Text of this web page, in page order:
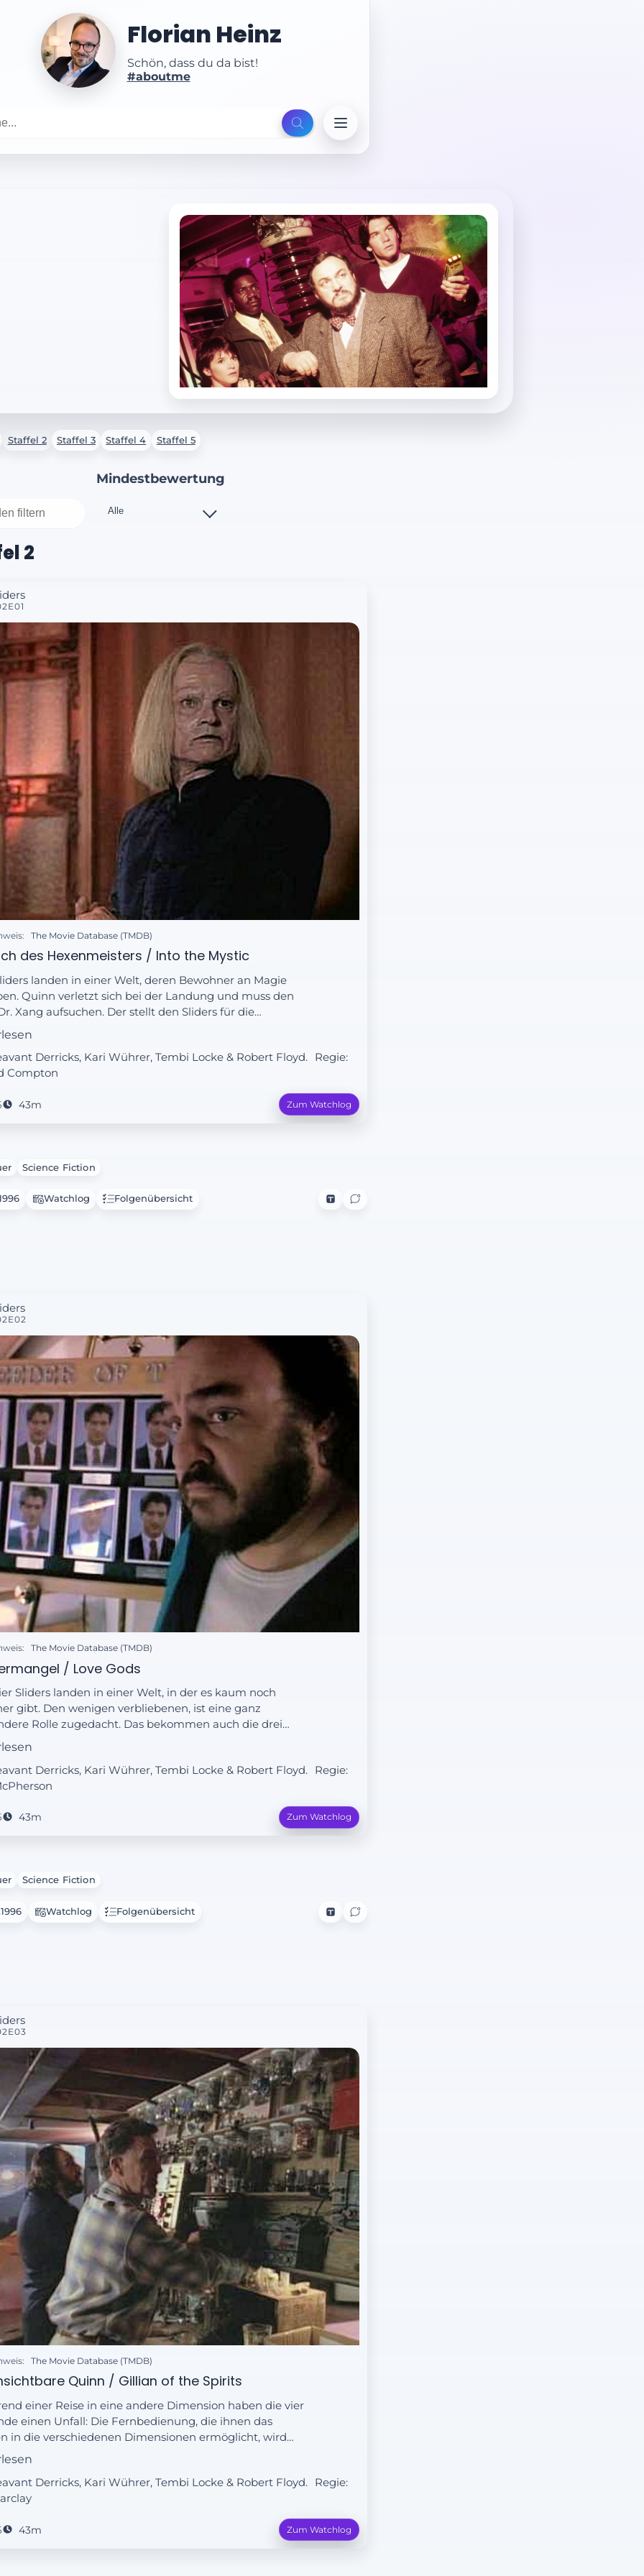
Florian Heinz
Schön, dass du da bist!
#aboutme
Staffel 2 Staffel 3 Staffel 4 Staffel 5
Mindestbewertung
2
The Movie Database (TMDB)
des Hexenmeisters / Into the Mystic
landen in einer Welt, deren Bewohner an Magie
Quinn verletzt sich bei der Landung und muss den
Xang aufsuchen. Der stellt den Sliders für die
eine unbezahlbar hohe Summe in Rechnung. So
hinterher.
Derricks, Kari Wührer, Tembi Locke & Robert Floyd.
Regie:
Compton
43m Zum Watchlog
Science Fiction
Watchlog Folgenübersicht
The Movie Database (TMDB)
/ Love Gods
Sliders landen in einer Welt, in der es kaum noch
gibt. Den wenigen verbliebenen, ist eine ganz
Rolle zugedacht. Das bekommen auch die drei
der Sliders bald am eigenen Leib zu spüren. Sie
zu leisten, damit die Menschheit nicht ausstirbt.
Derricks, Kari Wührer, Tembi Locke & Robert Floyd.
Regie:
43m Zum Watchlog
Science Fiction
Watchlog Folgenübersicht
The Movie Database (TMDB)
Quinn / Gillian of the Spirits
einer Reise in eine andere Dimension haben die vier
einen Unfall: Die Fernbedienung, die ihnen das
in die verschiedenen Dimensionen ermöglicht, wird
Techniker Quinn findet sich in einer Astralebene
Mädchen, dass spiritistisch begabt ist, kann Quinn
Team kommunizieren.
Derricks, Kari Wührer, Tembi Locke & Robert Floyd.
Regie:
43m Zum Watchlog